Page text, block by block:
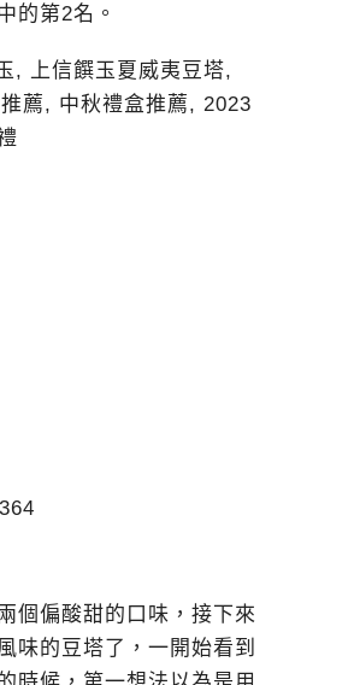
的第2名。
個偏酸甜的口味，接下來
味的豆塔了，一開始看到